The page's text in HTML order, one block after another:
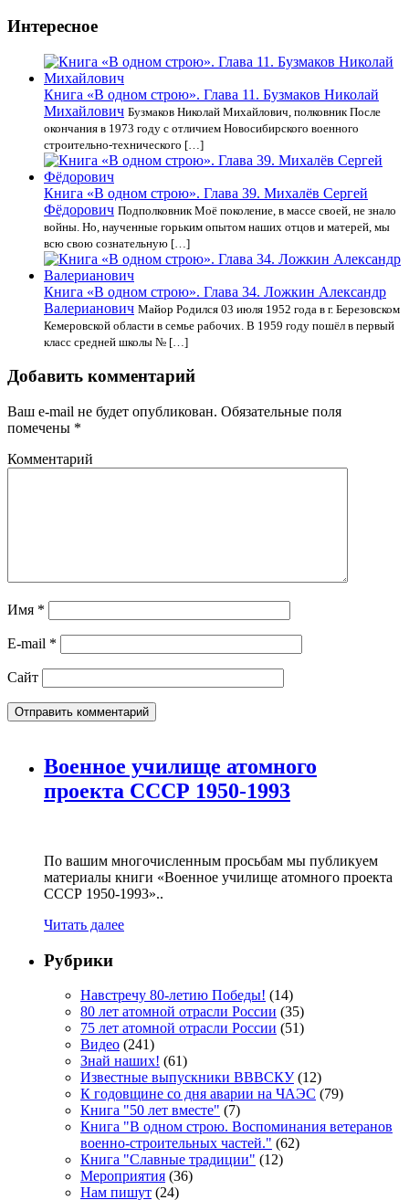
Интересное
Книга «В одном строю». Глава 11. Бузмаков Николай
Михайлович Бузмаков Николай Михайлович, полковник После
окончания в 1973 году с отличием Новосибирского военного
строительно-технического […]
Книга «В одном строю». Глава 39. Михалёв Сергей
Фёдорович Подполковник Моё поколение, в массе своей, не знало
войны. Но, наученные горьким опытом наших отцов и матерей, мы
всю свою сознательную […]
Книга «В одном строю». Глава 34. Ложкин Александр
Валерианович Майор Родился 03 июля 1952 года в г. Березовском
Кемеровской области в семье рабочих. В 1959 году пошёл в первый
класс средней школы № […]
Добавить комментарий
Ваш e-mail не будет опубликован. Обязательные поля
помечены *
Комментарий
Имя *
E-mail *
Сайт
Военное училище атомного
проекта СССР 1950-1993
По вашим многочисленным просьбам мы публикуем
материалы книги «Военное училище атомного проекта
СССР 1950-1993»..
Читать далее
Рубрики
Навстречу 80-летию Победы! (14)
80 лет атомной отрасли России (35)
75 лет атомной отрасли России (51)
Видео (241)
Знай наших! (61)
Известные выпускники ВВВСКУ(12)
К годовщине со дня аварии на ЧАЭС (79)
Книга "50 лет вместе" (7)
Книга "В одном строю. Воспоминания ветеранов
военно-строительных частей." (62)
Книга "Славные традиции" (12)
Мероприятия (36)
Нам пишут (24)